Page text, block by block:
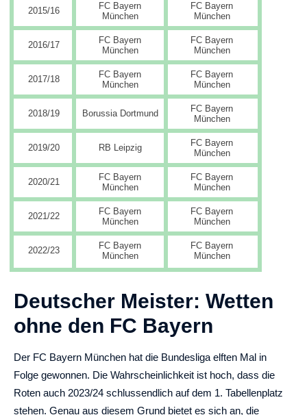
2015/16
FC Bayern
München
FC Bayern
München
2016/17
FC Bayern
München
FC Bayern
München
2017/18
FC Bayern
München
FC Bayern
München
2018/19 Borussia Dortmund
FC Bayern
München
2019/20 RB Leipzig
FC Bayern
München
2020/21
FC Bayern
München
FC Bayern
München
2021/22
FC Bayern
München
FC Bayern
München
2022/23
FC Bayern
München
FC Bayern
München
Deutscher Meister: Wetten
ohne den FC Bayern
Der FC Bayern München hat die Bundesliga elften Mal in
Folge gewonnen. Die Wahrscheinlichkeit ist hoch, dass die
Roten auch 2023/24 schlussendlich auf dem 1. Tabellenplatz
stehen. Genau aus diesem Grund bietet es sich an, die